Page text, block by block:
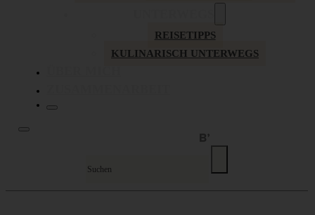
REISETIPPS
KULINARISCH UNTERWEGS